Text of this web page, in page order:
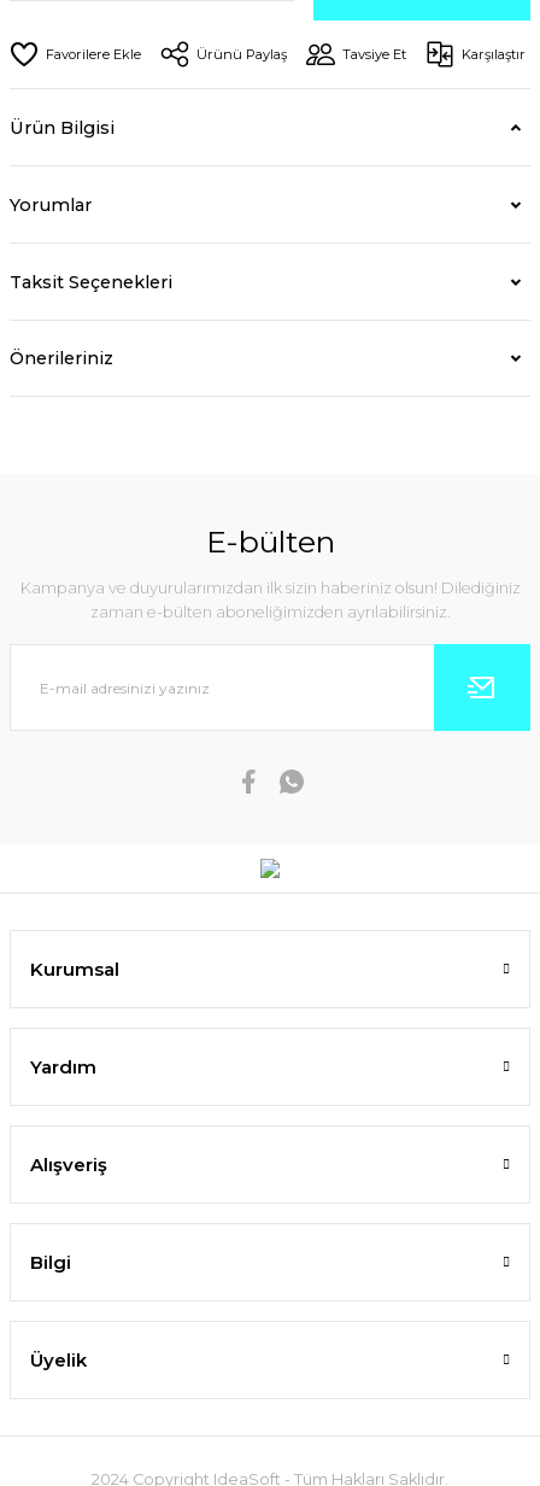
Ürünü Paylaş Tavsiye Et Karşılaştır
Ürün Bilgisi
Yorumlar
Taksit Seçenekleri
Önerileriniz
E-bülten
Kampanya ve duyurularımızdan ilk sizin haberiniz olsun! Dilediğiniz
zaman e-bülten aboneliğimizden ayrılabilirsiniz.
Kurumsal
Yardım
Alışveriş
Bilgi
Üyelik
2024 Copyright IdeaSoft - Tüm Hakları Saklıdır.